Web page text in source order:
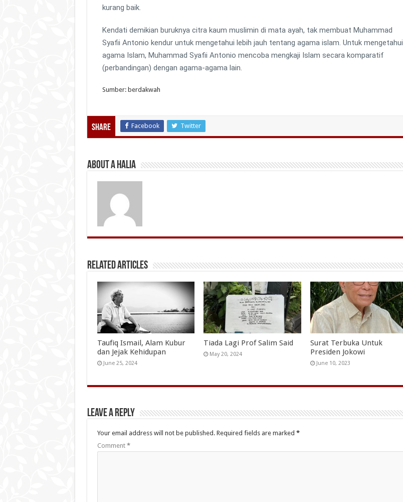
kurang baik.
Kendati demikian buruknya citra kaum muslimin di mata ayah, tak membuat Muhammad
Syafii Antonio kendur untuk mengetahui lebih jauh tentang agama islam. Untuk mengetahui
agama Islam, Muhammad Syafii Antonio mencoba mengkaji Islam secara komparatif
(perbandingan) dengan agama-agama lain.
Sumber: berdakwah
Share Facebook Twitter
About A Halia
Related Articles
Taufiq Ismail, Alam Kubur
dan Jejak Kehidupan
June 25, 2024
Tiada Lagi Prof Salim Said
May 20, 2024
Surat Terbuka Untuk
Presiden Jokowi
June 10, 2023
Leave a Reply
Your email address will not be published. Required fields are marked *
Comment *